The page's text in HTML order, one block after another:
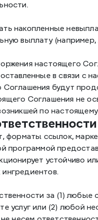
накопленные
выплату
настоящего
в связи с
Соглашения будут
Соглашения не
по
форматы ссылок,
программой
устойчиво
за (1) любые
услуг или (2) любой